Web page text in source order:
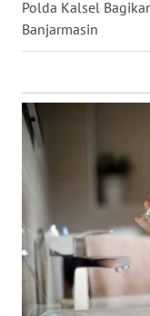
Polda Kalsel
Banjarmasin
KALTARA
KALSEL
WN
SULSEL
WN
GORONTALO